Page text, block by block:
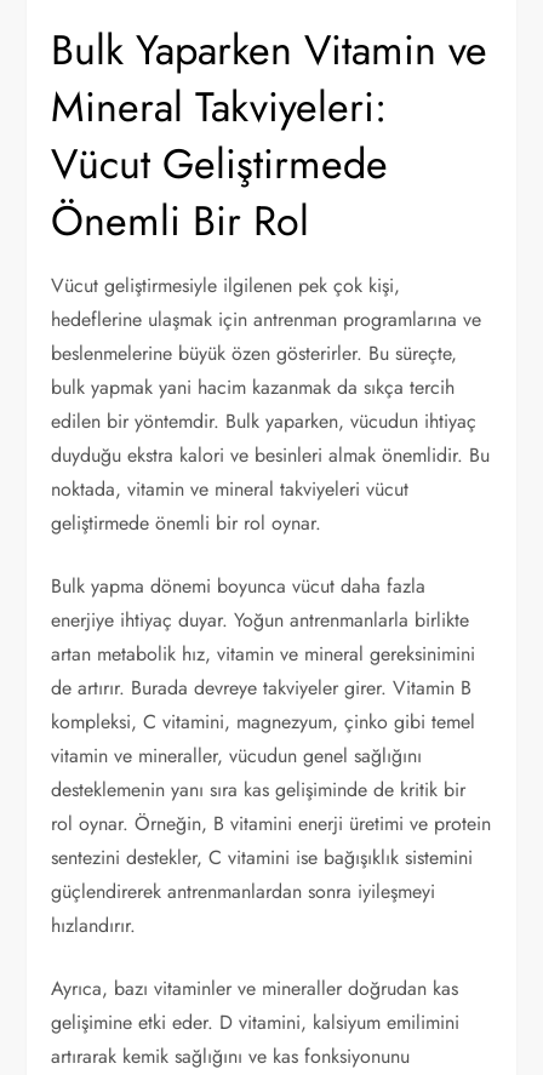
Bulk Yaparken Vitamin ve
Mineral Takviyeleri:
Vücut Geliştirmede
Önemli Bir Rol
Vücut geliştirmesiyle ilgilenen pek çok kişi,
hedeflerine ulaşmak için antrenman programlarına ve
beslenmelerine büyük özen gösterirler. Bu süreçte,
bulk yapmak yani hacim kazanmak da sıkça tercih
edilen bir yöntemdir. Bulk yaparken, vücudun ihtiyaç
duyduğu ekstra kalori ve besinleri almak önemlidir. Bu
noktada, vitamin ve mineral takviyeleri vücut
geliştirmede önemli bir rol oynar.
Bulk yapma dönemi boyunca vücut daha fazla
enerjiye ihtiyaç duyar. Yoğun antrenmanlarla birlikte
artan metabolik hız, vitamin ve mineral gereksinimini
de artırır. Burada devreye takviyeler girer. Vitamin B
kompleksi, C vitamini, magnezyum, çinko gibi temel
vitamin ve mineraller, vücudun genel sağlığını
desteklemenin yanı sıra kas gelişiminde de kritik bir
rol oynar. Örneğin, B vitamini enerji üretimi ve protein
sentezini destekler, C vitamini ise bağışıklık sistemini
güçlendirerek antrenmanlardan sonra iyileşmeyi
hızlandırır.
Ayrıca, bazı vitaminler ve mineraller doğrudan kas
gelişimine etki eder. D vitamini, kalsiyum emilimini
artırarak kemik sağlığını ve kas fonksiyonunu